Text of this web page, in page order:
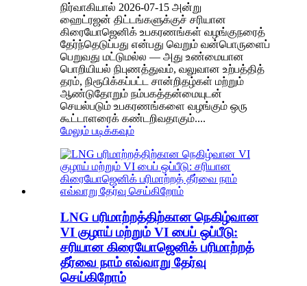
நிர்வாகியால் 2026-07-15 அன்று
ஹைட்ரஜன் திட்டங்களுக்குச் சரியான
கிரையோஜெனிக் உபகரணங்கள் வழங்குநரைத்
தேர்ந்தெடுப்பது என்பது வெறும் வன்பொருளைப்
பெறுவது மட்டுமல்ல — அது உண்மையான
பொறியியல் நிபுணத்துவம், வலுவான உற்பத்தித்
தரம், நிரூபிக்கப்பட்ட சான்றிதழ்கள் மற்றும்
ஆண்டுதோறும் நம்பகத்தன்மையுடன்
செயல்படும் உபகரணங்களை வழங்கும் ஒரு
கூட்டாளரைக் கண்டறிவதாகும்....
மேலும் படிக்கவும்
LNG பரிமாற்றத்திற்கான நெகிழ்வான
VI குழாய் மற்றும் VI பைப் ஒப்பீடு:
சரியான கிரையோஜெனிக் பரிமாற்றத்
தீர்வை நாம் எவ்வாறு தேர்வு
செய்கிறோம்